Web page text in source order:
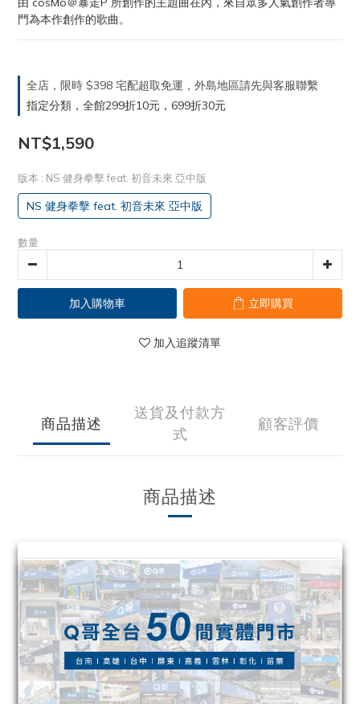
門為本作創作的歌曲。
全店，限時 $398 宅配超取免運，外島地區請先與客服聯繫
指定分類，全館299折10元，699折30元
NT$1,590
版本 : NS 健身拳擊 feat. 初音未來 亞中版
NS 健身拳擊 feat. 初音未來 亞中版
數量
加入購物車 立即購買
加入追蹤清單
商品描述
送貨及付款方
式
顧客評價
商品描述